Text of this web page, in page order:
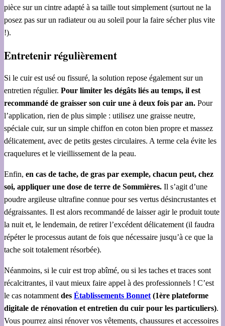
pièce sur un cintre adapté à sa taille tout simplement (surtout ne la
posez pas sur un radiateur ou au soleil pour la faire sécher plus vite
!).
Entretenir régulièrement
Si le cuir est usé ou fissuré, la solution repose également sur un
entretien régulier. Pour limiter les dégâts liés au temps, il est
recommandé de graisser son cuir une à deux fois par an. Pour
l’application, rien de plus simple : utilisez une graisse neutre,
spéciale cuir, sur un simple chiffon en coton bien propre et massez
délicatement, avec de petits gestes circulaires. A terme cela évite les
craquelures et le vieillissement de la peau.
Enfin, en cas de tache, de gras par exemple, chacun peut, chez
soi, appliquer une dose de terre de Sommières. Il s’agit d’une
poudre argileuse ultrafine connue pour ses vertus désincrustantes et
dégraissantes. Il est alors recommandé de laisser agir le produit toute
la nuit et, le lendemain, de retirer l’excédent délicatement (il faudra
répéter le processus autant de fois que nécessaire jusqu’à ce que la
tache soit totalement résorbée).
Néanmoins, si le cuir est trop abîmé, ou si les taches et traces sont
récalcitrantes, il vaut mieux faire appel à des professionnels ! C’est
le cas notamment des Établissements Bonnet (1ère plateforme
digitale de rénovation et entretien du cuir pour les particuliers).
Vous pourrez ainsi rénover vos vêtements, chaussures et accessoires